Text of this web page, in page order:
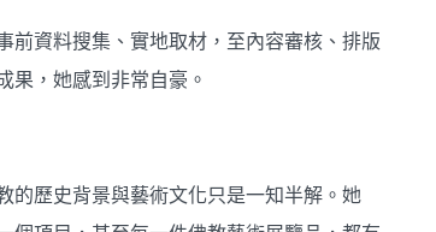
前資料搜集、實地取材，至內容審核、排版
果，她感到非常自豪。
的歷史背景與藝術文化只是一知半解。她